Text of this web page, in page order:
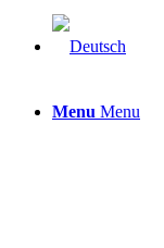
Menu Menu